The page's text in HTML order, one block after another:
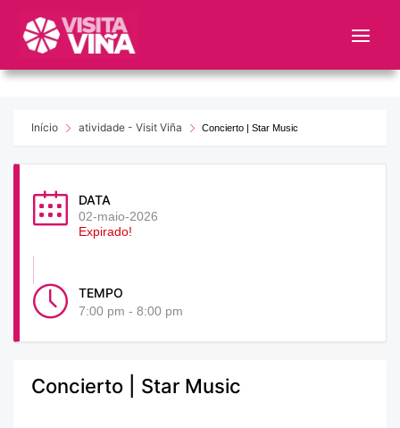
este
web
sistemaInício atividade - Visit Viña Concierto | Star Music
DATA
02-maio-2026
Expirado!
TEMPO
7:00 pm - 8:00 pm
Concierto | Star Music